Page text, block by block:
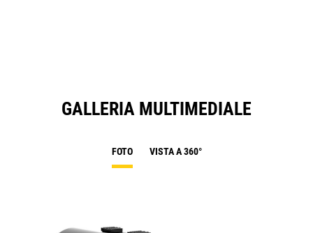
GALLERIA MULTIMEDIALE
FOTO VISTA A 360°